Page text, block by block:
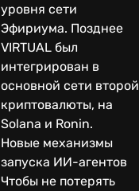
уровня сети
Эфириума. Позднее
VIRTUAL был
интегрирован в
основной сети второй
криптовалюты, на
Solana и Ronin.
Новые механизмы
запуска ИИ-агентов
Чтобы не потерять